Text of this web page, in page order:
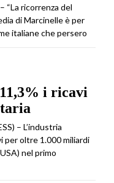
“La ricorrenza del
di Marcinelle è per
italiane che persero
i ricavi
– L’industria
per oltre 1.000 miliardi
nel primo